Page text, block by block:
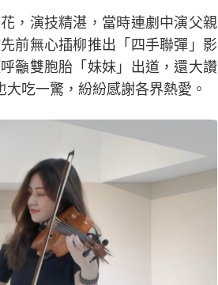
，演技精湛，當時連劇中演父親
前無心插柳推出「四手聯彈」影
籲雙胞胎「妹妹」出道，還大讚
吃一驚，紛紛感謝各界熱愛。